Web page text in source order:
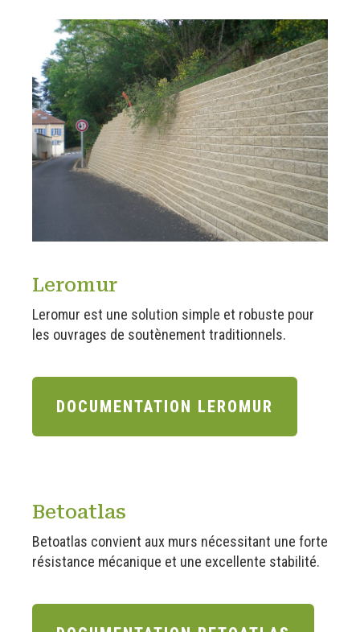
Leromur
Leromur est une solution simple et robuste pour
les ouvrages de soutènement traditionnels.
DOCUMENTATION LEROMUR
Betoatlas
Betoatlas convient aux murs nécessitant une forte
résistance mécanique et une excellente stabilité.